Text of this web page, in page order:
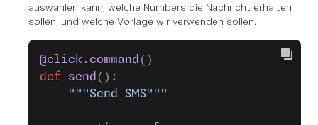
auswählen kann, welche Numbers die Nachricht erhalten
sollen, und welche Vorlage wir verwenden sollen.
@click.command ()
def send ():
    """Send SMS"""